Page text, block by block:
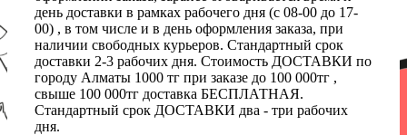
день доставки в рамках рабочего дня (с 08-00 до 17-
00) , в том числе и в день оформления заказа, при
наличии свободных курьеров. Стандартный срок
доставки 2-3 рабочих дня. Стоимость ДОСТАВКИ по
городу Алматы 1000 тг при заказе до 100 000тг ,
свыше 100 000тг доставка БЕСПЛАТНАЯ.
Стандартный срок ДОСТАВКИ два - три рабочих
дня.